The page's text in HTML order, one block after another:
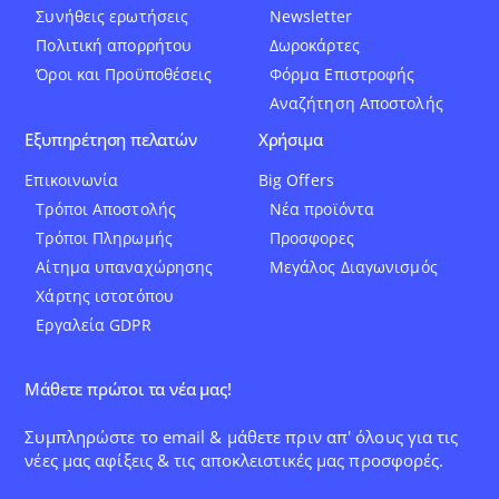
Συνήθεις ερωτήσεις
Πολιτική απορρήτου
Όροι και Προϋποθέσεις
Newsletter
Δωροκάρτες
Φόρμα Επιστροφής
Αναζήτηση Αποστολής
Εξυπηρέτηση πελατών
Επικοινωνία
Τρόποι Αποστολής
Τρόποι Πληρωμής
Αίτημα υπαναχώρησης
Χάρτης ιστοτόπου
Εργαλεία GDPR
Χρήσιμα
Big Offers
Νέα προϊόντα
Προσφορες
Μεγάλος Διαγωνισμός
Μάθετε πρώτοι τα νέα μας!
Συμπληρώστε το email & μάθετε πριν απ' όλους για τις
νέες μας αφίξεις & τις αποκλειστικές μας προσφορές.